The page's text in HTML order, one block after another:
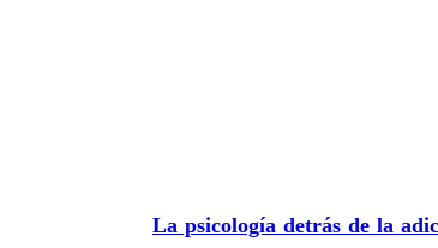
La psicología detrás de la